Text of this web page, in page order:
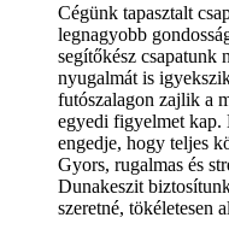
Cégünk tapasztalt
legnagyobb
segítőkész csapatunk
nyugalmát is
futószalagon zajlik a
egyedi figyelmet kap.
engedje, hogy teljes
Gyors, rugalmas és
Dunakeszit
szeretné, tökéletesen